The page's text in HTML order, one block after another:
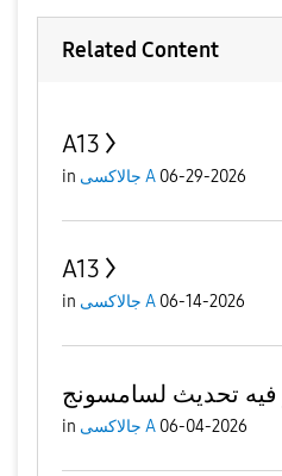
Related Content
A13
in جالاكسى A 06-29-2026
A13
in جالاكسى A 06-14-2026
in جالاكسى A 06-04-2026